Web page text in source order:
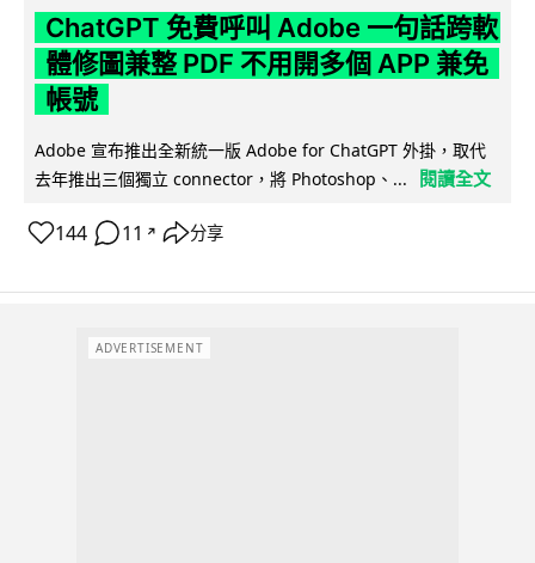
ChatGPT 免費呼叫 Adobe 一句話跨軟
體修圖兼整 PDF 不用開多個 APP 兼免
帳號
Adobe 宣布推出全新統一版 Adobe for ChatGPT 外掛，取代
去年推出三個獨立 connector，將 Photoshop、...
閱讀全文
144 11 ↗ 分享
ADVERTISEMENT